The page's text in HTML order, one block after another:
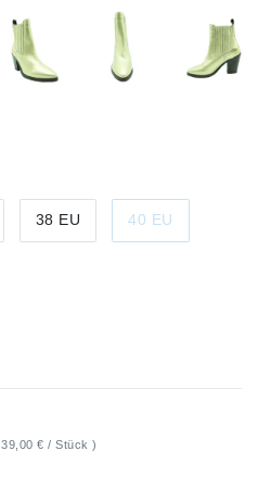
38 EU 40 EU
39,00 € / Stück )